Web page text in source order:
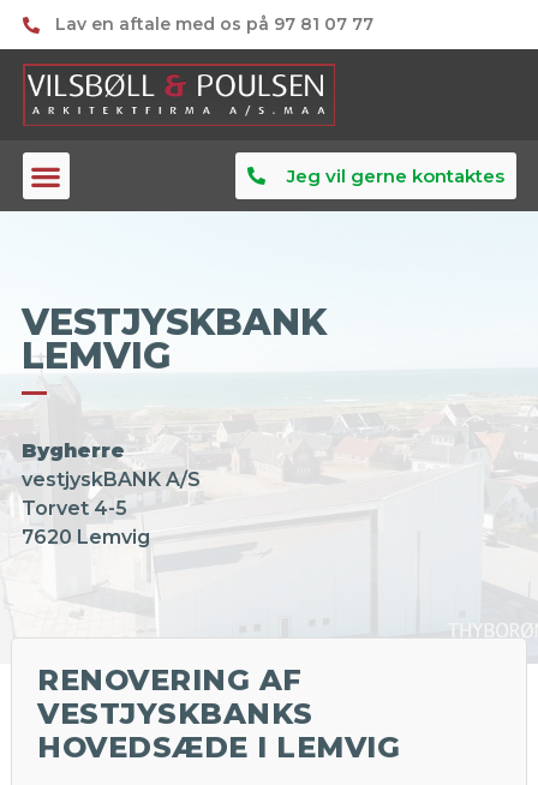
Lav en aftale med os på 97 81 07 77
Jeg vil gerne kontaktes
VESTJYSKBANK
LEMVIG
Bygherre
vestjyskBANK A/S
Torvet 4-5
7620 Lemvig
RENOVERING AF
VESTJYSKBANKS
HOVEDSÆDE I LEMVIG